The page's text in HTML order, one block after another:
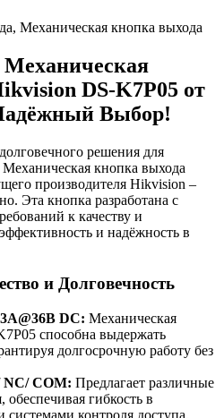
Механическая кнопка выхода
DS-K7P05 от
Выбор!
решения для
кнопка выхода
производителя Hikvision –
Эта кнопка разработана с
к качеству и
и надёжность в
и Долговечность
DC: Механическая
способна выдержать
долгосрочную работу без
NC/ COM: Предлагает различные
гибкость в
контроля доступа.